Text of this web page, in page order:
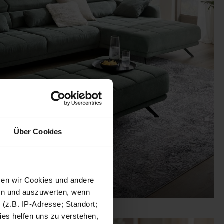
Über Cookies
wir Cookies und andere
und auszuwerten, wenn
IP-Adresse; Standort;
helfen uns zu verstehen,